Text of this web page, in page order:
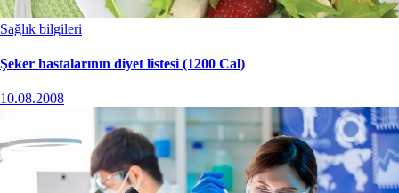
Sağlık bilgileri
Şeker hastalarının diyet listesi (1200 Cal)
10.08.2008